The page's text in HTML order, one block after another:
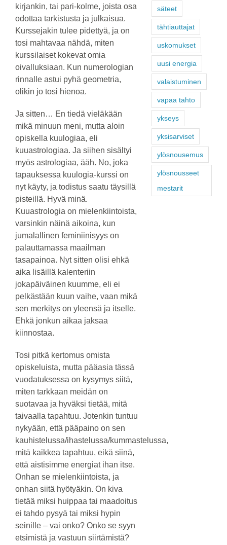
kirjankin, tai pari-kolme, joista osa
odottaa tarkistusta ja julkaisua.
Kurssejakin tulee pidettyä, ja on
tosi mahtavaa nähdä, miten
kurssilaiset kokevat omia
oivalluksiaan. Kun numerologian
rinnalle astui pyhä geometria,
olikin jo tosi hienoa.
Ja sitten… En tiedä vieläkään
mikä minuun meni, mutta aloin
opiskella kuulogiaa, eli
kuuastrologiaa. Ja siihen sisältyi
myös astrologiaa, ääh. No, joka
tapauksessa kuulogia-kurssi on
nyt käyty, ja todistus saatu täysillä
pisteillä. Hyvä minä.
Kuuastrologia on mielenkiintoista,
varsinkin näinä aikoina, kun
jumalallinen feminiinisyys on
palauttamassa maailman
tasapainoa. Nyt sitten olisi ehkä
aika lisäillä kalenteriin
jokapäiväinen kuumme, eli ei
pelkästään kuun vaihe, vaan mikä
sen merkitys on yleensä ja itselle.
Ehkä jonkun aikaa jaksaa
kiinnostaa.
Tosi pitkä kertomus omista
opiskeluista, mutta pääasia tässä
vuodatuksessa on kysymys siitä,
miten tarkkaan meidän on
suotavaa ja hyväksi tietää, mitä
taivaalla tapahtuu. Jotenkin tuntuu
nykyään, että pääpaino on sen
kauhistelussa/ihastelussa/kummastelussa,
mitä kaikkea tapahtuu, eikä siinä,
että aistisimme energiat ihan itse.
Onhan se mielenkiintoista, ja
onhan siitä hyötyäkin. On kiva
tietää miksi huippaa tai maadoitus
ei tahdo pysyä tai miksi hypin
seinille – vai onko? Onko se syyn
etsimistä ja vastuun siirtämistä?
säteet
tähtiauttajat
uskomukset
uusi energia
valaistuminen
vapaa tahto
ykseys
yksisarviset
ylösnousemus
ylösnousseet
mestarit